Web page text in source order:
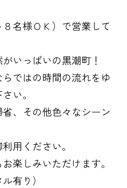
名様ＯＫ）で営業して
いっぱいの黒潮町！
ではの時間の流れをゆ
い。
、その他色々なシーン
用ください。
楽しみいただけます。
有り）